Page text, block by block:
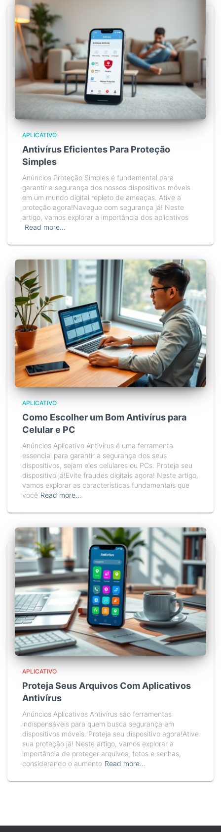
APLICATIVO
Antivírus Eficientes Para Proteção
Simples
Anúncios Proteção Simples é fundamental para
garantir a segurança dos nossos dispositivos móveis
em um mundo digital repleto de ameaças. Ative a
proteção agora!Navegue com segurança já! Neste
artigo, vamos explorar a importância dos aplicativos
Read more…
APLICATIVO
Como Escolher um Bom Antivírus para
Celular e PC
Anúncios Aplicativo Antivírus é uma ferramenta
essencial para garantir a segurança dos seus
dispositivos, sejam eles celulares ou PCs. Proteja seu
dispositivo já!Evite fraudes digitais agora! Neste artigo,
vamos explorar as características fundamentais que
você Read more…
APLICATIVO
Proteja Seus Arquivos Com Aplicativos
Antivírus
Anúncios Aplicativos Antivírus são ferramentas
indispensáveis para quem busca segurança em
dispositivos móveis. Proteja seu dispositivo agora!Ative
sua proteção já! Neste artigo, vamos explorar a
importância de proteger arquivos, fotos e senhas,
considerando o aumento Read more…